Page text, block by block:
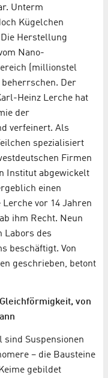
Unterm
Kügelchen
Herstellung
Nano-
(millionstel
Der
Heinz Lerche hat
der
verfeinert. Als
spezialisiert
Firmen
Institut abgewickelt
einen
vor 14 Jahren
ihm Recht. Neun
Labors des
beschäftigt. Von
geschrieben, betont
von
Suspensionen
– die Bausteine
gebildet